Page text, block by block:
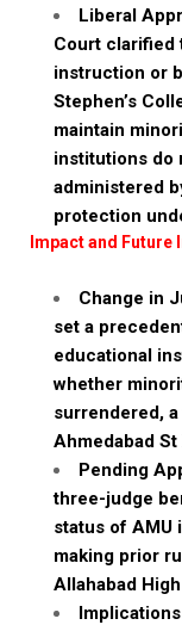
Liberal
Court clarified
instruction or
Stephen’s
maintain
institutions do
administered
protection
Impact and Future
Change in
set a
educational
whether
surrendered,
Ahmedabad
Pending
three-judge
status of AMU
making prior
Allahabad